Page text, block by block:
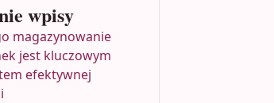
wpisy
magazynowanie
jest kluczowym
efektywnej